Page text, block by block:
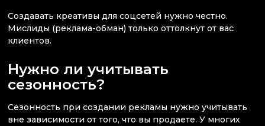
Создавать креативы для соцсетей нужно честно.
Мислиды (реклама-обман) только оттолкнут от вас
клиентов.
Нужно ли учитывать
сезонность?
Сезонность при создании рекламы нужно учитывать
вне зависимости от того, что вы продаете. У многих